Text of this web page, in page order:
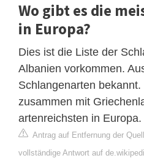
Wo gibt es die
in Europa?
Dies ist die Liste der
Albanien vorkommen.
Schlangenarten
zusammen mit
artenreichsten in Europa.
Antrag auf Entfernung der
vollständige Antwort auf